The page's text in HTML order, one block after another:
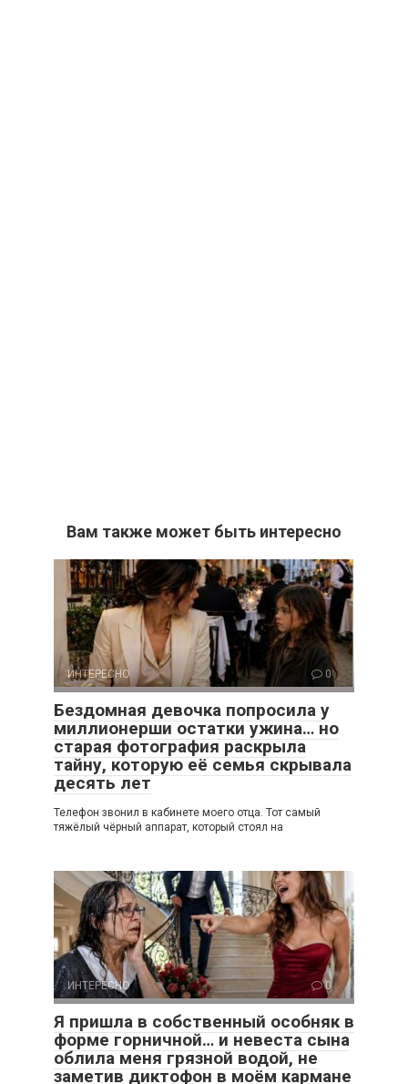
Вам также может быть интересно
ИНТЕРЕСНО 0
Бездомная девочка попросила у
миллионерши остатки ужина… но
старая фотография раскрыла
тайну, которую её семья скрывала
десять лет
Телефон звонил в кабинете моего отца. Тот самый
тяжёлый чёрный аппарат, который стоял на
ИНТЕРЕСНО 0
Я пришла в собственный особняк в
форме горничной… и невеста сына
облила меня грязной водой, не
заметив диктофон в моём кармане